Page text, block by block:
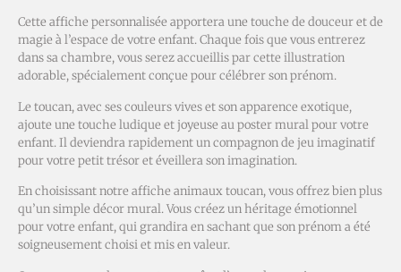
Cette affiche personnalisée apportera une touche de douceur et de
magie à l’espace de votre enfant. Chaque fois que vous entrerez
dans sa chambre, vous serez accueillis par cette illustration
adorable, spécialement conçue pour célébrer son prénom.
Le toucan, avec ses couleurs vives et son apparence exotique,
ajoute une touche ludique et joyeuse au poster mural pour votre
enfant. Il deviendra rapidement un compagnon de jeu imaginatif
pour votre petit trésor et éveillera son imagination.
En choisissant notre affiche animaux toucan, vous offrez bien plus
qu’un simple décor mural. Vous créez un héritage émotionnel
pour votre enfant, qui grandira en sachant que son prénom a été
soigneusement choisi et mis en valeur.